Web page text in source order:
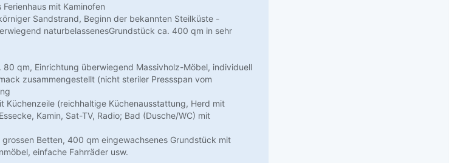
mit Kaminofen
Sandstrand, Beginn der bekannten Steilküste -
naturbelassenesGrundstück ca. 400 qm in sehr
qm, Einrichtung überwiegend Massivholz-Möbel, individuell
zusammengestellt (nicht steriler Pressspan vom
Küchenzeile (reichhaltige Küchenausstattung, Herd mit
Kamin, Sat-TV, Radio; Bad (Dusche/WC) mit
Betten, 400 qm eingewachsenes Grundstück mit
einfache Fahrräder usw.